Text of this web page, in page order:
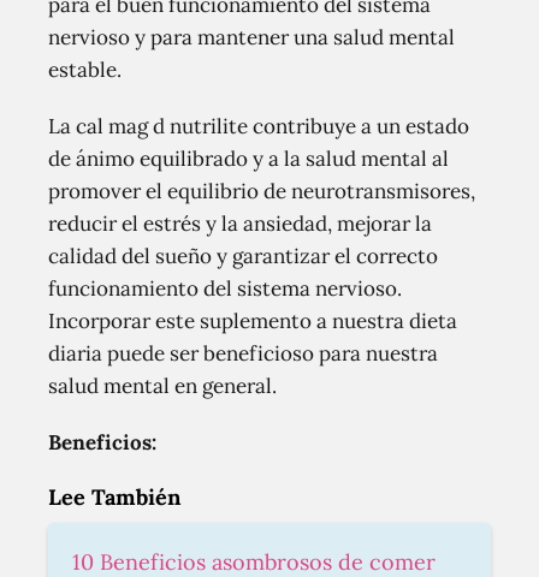
nervioso y para mantener una salud mental
estable.
La cal mag d nutrilite contribuye a un estado
de ánimo equilibrado y a la salud mental al
promover el equilibrio de neurotransmisores,
reducir el estrés y la ansiedad, mejorar la
calidad del sueño y garantizar el correcto
funcionamiento del sistema nervioso.
Incorporar este suplemento a nuestra dieta
diaria puede ser beneficioso para nuestra
salud mental en general.
Beneficios:
Lee También
10 Beneficios asombrosos de comer